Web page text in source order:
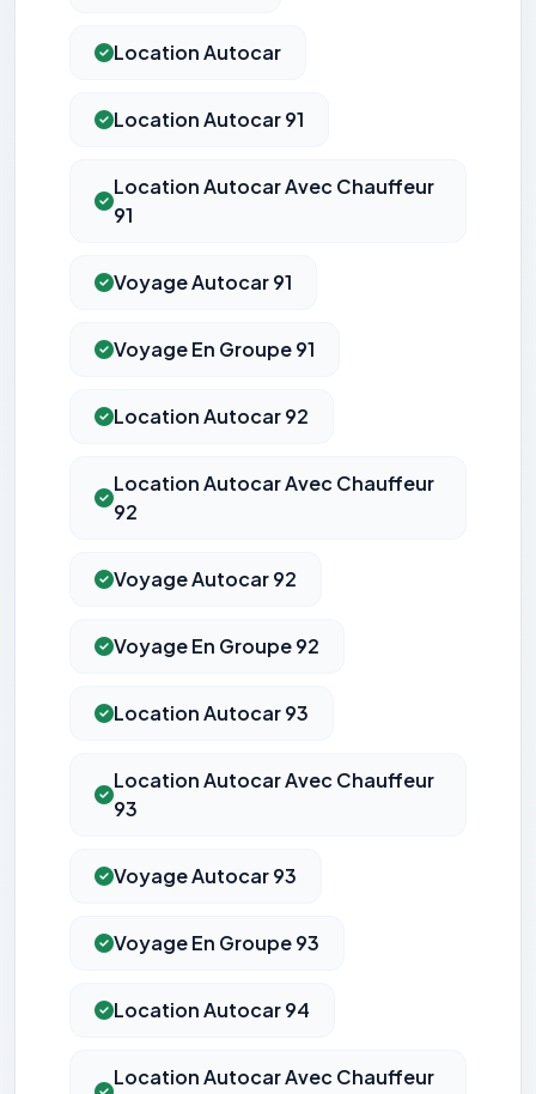
Location Autocar
Location Autocar 91
Location Autocar Avec Chauffeur
91
Voyage Autocar 91
Voyage En Groupe 91
Location Autocar 92
Location Autocar Avec Chauffeur
92
Voyage Autocar 92
Voyage En Groupe 92
Location Autocar 93
Location Autocar Avec Chauffeur
93
Voyage Autocar 93
Voyage En Groupe 93
Location Autocar 94
Location Autocar Avec Chauffeur